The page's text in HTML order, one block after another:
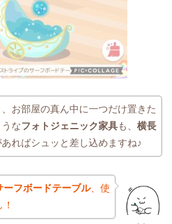
、お部屋の真ん中に一つだけ置きた
うなフォトジェニック家具も、 横長
あればシュッと差し込めますね♪
ーフボードテーブル、使